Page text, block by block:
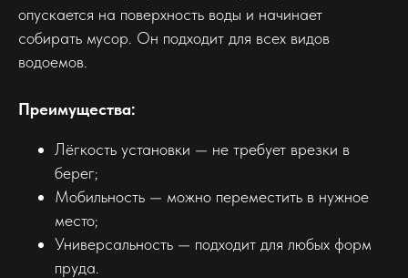
опускается на поверхность воды и начинает
собирать мусор. Он подходит для всех видов
водоемов.
Преимущества:
Лёгкость установки — не требует врезки в
берег;
Мобильность — можно переместить в нужное
место;
Универсальность — подходит для любых форм
пруда.